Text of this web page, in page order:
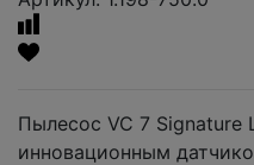
Пылесос VC 7 Signature
инновационным